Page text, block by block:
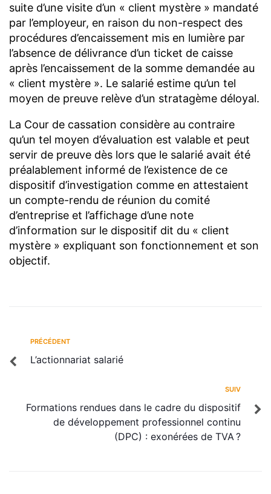
suite d’une visite d’un « client mystère » mandaté
par l’employeur, en raison du non-respect des
procédures d’encaissement mis en lumière par
l’absence de délivrance d’un ticket de caisse
après l’encaissement de la somme demandée au
« client mystère ». Le salarié estime qu’un tel
moyen de preuve relève d’un stratagème déloyal.
La Cour de cassation considère au contraire
qu’un tel moyen d’évaluation est valable et peut
servir de preuve dès lors que le salarié avait été
préalablement informé de l’existence de ce
dispositif d’investigation comme en attestaient
un compte-rendu de réunion du comité
d’entreprise et l’affichage d’une note
d’information sur le dispositif dit du « client
mystère » expliquant son fonctionnement et son
objectif.
PRÉCÉDENT
L’actionnariat salarié
SUIV
Formations rendues dans le cadre du dispositif
de développement professionnel continu
(DPC) : exonérées de TVA ?